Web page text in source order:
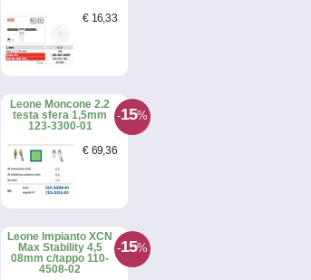
€ 16 ,33
-15%
Leone Moncone 2.2
testa sfera 1,5mm
123-3300-01
€ 69 ,36
-15%
Leone Impianto XCN
Max Stability 4,5
08mm c/tappo 110-
4508-02